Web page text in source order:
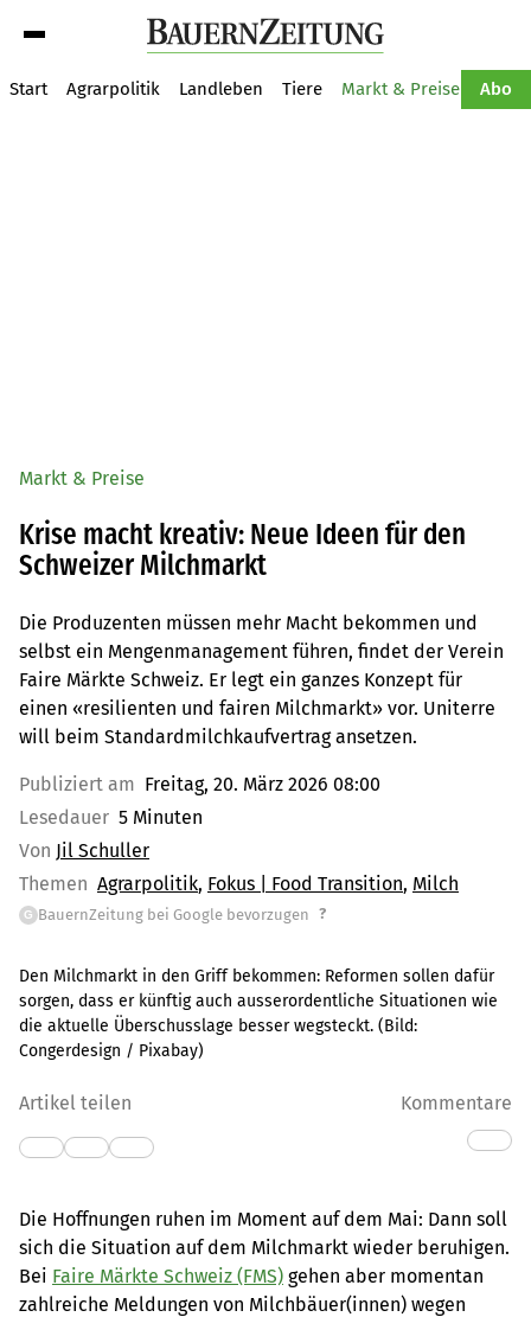
Start Agrarpolitik Landleben Tiere Markt & Preise Abo
Markt & Preise
Krise macht kreativ: Neue Ideen für den
Schweizer Milchmarkt
Die Produzenten müssen mehr Macht bekommen und
selbst ein Mengenmanagement führen, findet der Verein
Faire Märkte Schweiz. Er legt ein ganzes Konzept für
einen «resilienten und fairen Milchmarkt» vor. Uniterre
will beim Standardmilchkaufvertrag ansetzen.
Publiziert am Freitag, 20. März 2026 08:00
Lesedauer 5 Minuten
Von Jil Schuller
Themen Agrarpolitik Fokus | Food Transition Milch
G BauernZeitung bei Google bevorzugen ?
Den Milchmarkt in den Griff bekommen: Reformen sollen dafür
sorgen, dass er künftig auch ausserordentliche Situationen wie
die aktuelle Überschusslage besser wegsteckt. (Bild:
Congerdesign / Pixabay)
Artikel teilen Kommentare
Die Hoffnungen ruhen im Moment auf dem Mai: Dann soll
sich die Situation auf dem Milchmarkt wieder beruhigen.
Bei Faire Märkte Schweiz (FMS) gehen aber momentan
zahlreiche Meldungen von Milchbäuer(innen) wegen